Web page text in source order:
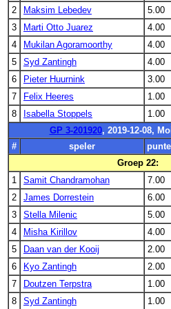
2
Maksim Lebedev 5.00
3
Marti Otto Juarez 4.00
4
Mukilan Agoramoorthy 4.00
5
Syd Zantingh 4.00
6
Pieter Huurnink 3.00
7
Felix Heeres 1.00
8
Isabella Stoppels 1.00
GP 3-201920, 2019-12-08,
#
speler
Groep 22:
1
Samit Chandramohan 7.00
2
James Dorrestein 6.00
3
Stella Milenic 5.00
4
Misha Kirillov 4.00
5
Daan van der Kooij 2.00
6
Kyo Zantingh 2.00
7
Doutzen Terpstra 1.00
8
Syd Zantingh 1.00